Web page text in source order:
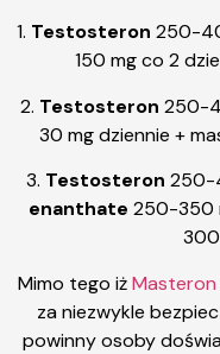
1. Testosteron 250-
150 mg co 2
2. Testosteron 250-
30 mg dziennie +
3. Testosteron 250-
enanthate 250-350
Mimo tego iż
za niezwykle
powinny osoby